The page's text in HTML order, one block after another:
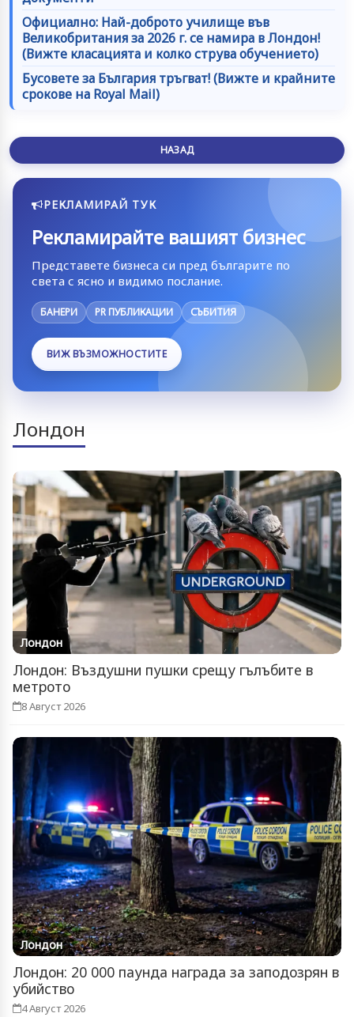
Официално: Най-доброто училище във
Великобритания за 2026 г. се намира в Лондон!
(Вижте класацията и колко струва обучението)
Бусовете за България тръгват! (Вижте и крайните
срокове на Royal Mail)
НАЗАД
РЕКЛАМИРАЙ ТУК
Рекламирайте вашият бизнес
Представете бизнеса си пред българите по
света с ясно и видимо послание.
БАНЕРИ PR ПУБЛИКАЦИИ СЪБИТИЯ
ВИЖ ВЪЗМОЖНОСТИТЕ
Лондон
Лондон
Лондон: Въздушни пушки срещу гълъбите в
метрото
8 Август 2026
Лондон
Лондон: 20 000 паунда награда за заподозрян в
убийство
4 Август 2026